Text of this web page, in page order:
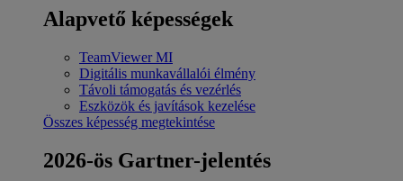
Alapvető képességek
TeamViewer MI
Digitális munkavállalói élmény
Távoli támogatás és vezérlés
Eszközök és javítások kezelése
Összes képesség megtekintése
2026-ös Gartner-jelentés